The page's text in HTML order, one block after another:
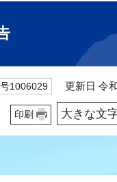
1006029 更新日 令
印刷 大きな文